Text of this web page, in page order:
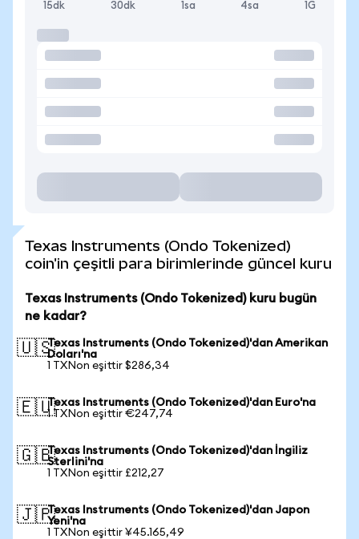
15dk 30dk 1sa 4sa 1G
Texas Instruments (Ondo Tokenized)
coin'in çeşitli para birimlerinde güncel kuru
Texas Instruments (Ondo Tokenized) kuru bugün
ne kadar?
🇺🇸Texas Instruments (Ondo Tokenized)'dan Amerikan
Doları'na
1 TXNon eşittir $286,34
🇪🇺Texas Instruments (Ondo Tokenized)'dan Euro'na
1 TXNon eşittir €247,74
🇬🇧Texas Instruments (Ondo Tokenized)'dan İngiliz
Sterlini'na
1 TXNon eşittir £212,27
🇯🇵Texas Instruments (Ondo Tokenized)'dan Japon
Yeni'na
1 TXNon eşittir ¥45.165,49